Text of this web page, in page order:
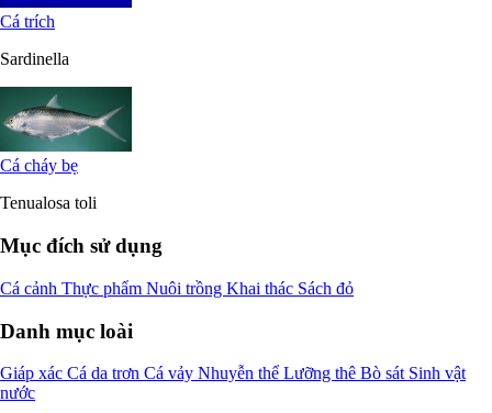
Cá trích
Sardinella
Cá cháy bẹ
Tenualosa toli
Mục đích sử dụng
Cá cảnh Thực phẩm Nuôi trồng Khai thác Sách đỏ
Danh mục loài
Giáp xác Cá da trơn Cá vảy Nhuyễn thể Lưỡng thê Bò sát Sinh vật
nước